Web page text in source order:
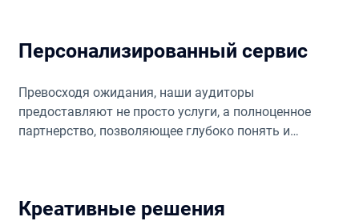
Персонализированный сервис
Превосходя ожидания, наши аудиторы
предоставляют не просто услуги, а полноценное
партнерство, позволяющее глубоко понять и
Креативные решения